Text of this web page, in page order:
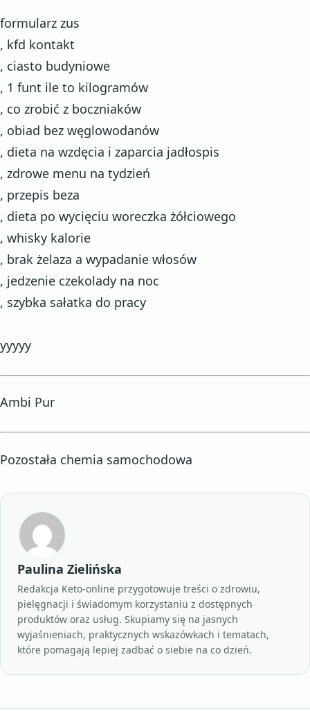
formularz zus
, kfd kontakt
, ciasto budyniowe
, 1 funt ile to kilogramów
, co zrobić z boczniaków
, obiad bez węglowodanów
, dieta na wzdęcia i zaparcia jadłospis
, zdrowe menu na tydzień
, przepis beza
, dieta po wycięciu woreczka żółciowego
, whisky kalorie
, brak żelaza a wypadanie włosów
, jedzenie czekolady na noc
, szybka sałatka do pracy
yyyyy
Ambi Pur
Pozostała chemia samochodowa
Paulina Zielińska
Redakcja Keto-online przygotowuje treści o zdrowiu,
pielęgnacji i świadomym korzystaniu z dostępnych
produktów oraz usług. Skupiamy się na jasnych
wyjaśnieniach, praktycznych wskazówkach i tematach,
które pomagają lepiej zadbać o siebie na co dzień.